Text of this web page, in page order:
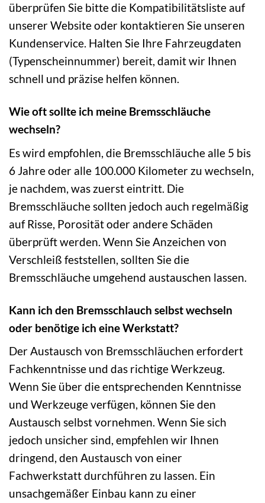
überprüfen Sie bitte die Kompatibilitätsliste auf
unserer Website oder kontaktieren Sie unseren
Kundenservice. Halten Sie Ihre Fahrzeugdaten
(Typenscheinnummer) bereit, damit wir Ihnen
schnell und präzise helfen können.
Wie oft sollte ich meine Bremsschläuche
wechseln?
Es wird empfohlen, die Bremsschläuche alle 5 bis
6 Jahre oder alle 100.000 Kilometer zu wechseln,
je nachdem, was zuerst eintritt. Die
Bremsschläuche sollten jedoch auch regelmäßig
auf Risse, Porosität oder andere Schäden
überprüft werden. Wenn Sie Anzeichen von
Verschleiß feststellen, sollten Sie die
Bremsschläuche umgehend austauschen lassen.
Kann ich den Bremsschlauch selbst wechseln
oder benötige ich eine Werkstatt?
Der Austausch von Bremsschläuchen erfordert
Fachkenntnisse und das richtige Werkzeug.
Wenn Sie über die entsprechenden Kenntnisse
und Werkzeuge verfügen, können Sie den
Austausch selbst vornehmen. Wenn Sie sich
jedoch unsicher sind, empfehlen wir Ihnen
dringend, den Austausch von einer
Fachwerkstatt durchführen zu lassen. Ein
unsachgemäßer Einbau kann zu einer